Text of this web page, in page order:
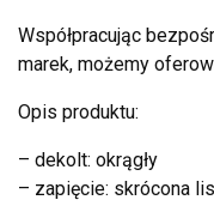
Współpracując
marek, możemy
Opis produktu:
– dekolt: okrągły
– zapięcie: skrócona